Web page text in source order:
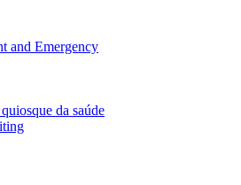
and Emergency
da saúde